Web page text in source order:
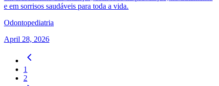
e em sorrisos saudáveis para toda a vida.
Odontopediatria
April 28, 2026
1
2